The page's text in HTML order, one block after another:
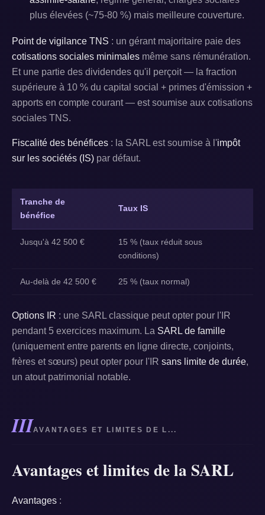
plus élevées (~75-80 %) mais meilleure couverture.
Point de vigilance TNS : un gérant majoritaire paie des
cotisations sociales minimales même sans rémunération.
Et une partie des dividendes qu'il perçoit — la fraction
supérieure à 10 % du capital social + primes d'émission +
apports en compte courant — est soumise aux cotisations
sociales TNS.
Fiscalité des bénéfices : la SARL est soumise à l'impôt
sur les sociétés (IS) par défaut.
Tranche de
bénéfice
Taux IS
Jusqu'à 42 500 €
15 % (taux réduit sous
conditions)
Au-delà de 42 500 € 25 % (taux normal)
Options IR : une SARL classique peut opter pour l'IR
pendant 5 exercices maximum. La SARL de famille
(uniquement entre parents en ligne directe, conjoints,
frères et sœurs) peut opter pour l'IR sans limite de durée,
un atout patrimonial notable.
IIIAVANTAGES ET LIMITES DE L...
Avantages et limites de la SARL
Avantages :